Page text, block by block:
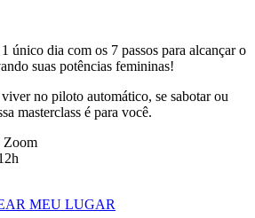
único dia com os 7 passos para alcançar o
suas potências femininas!
viver no piloto automático, se sabotar ou
masterclass é para você.
Zoom
MEU LUGAR